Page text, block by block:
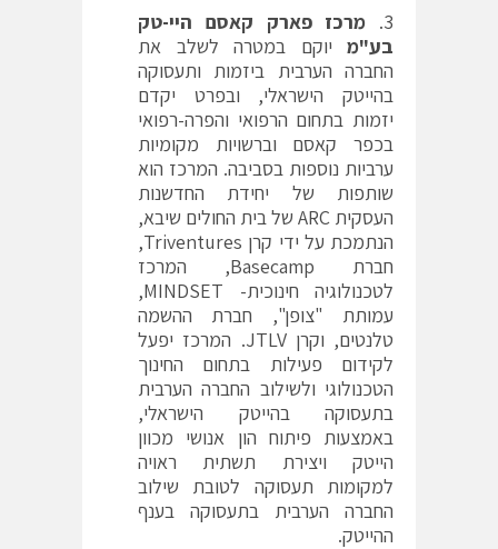
מרכז פארק קאסם היי-טק
בע"מ יוקם במטרה לשלב את
החברה הערבית ביזמות ותעסוקה
בהייטק הישראלי, ובפרט יקדם
יזמות בתחום הרפואי והפרה-רפואי
בכפר קאסם וברשויות מקומיות
ערביות נוספות בסביבה. המרכז הוא
שותפות של יחידת החדשנות
העסקית ARC של בית החולים שיבא,
הנתמכת על ידי קרן Triventures,
חברת Basecamp, המרכז
לטכנולוגיה חינוכית- MINDSET,
עמותת "צופן", חברת ההשמה
טלנטים, וקרן JTLV. המרכז יפעל
לקידום פעילות בתחום החינוך
הטכנולוגי ולשילוב החברה הערבית
בתעסוקה בהייטק הישראלי,
באמצעות פיתוח הון אנושי מכוון
הייטק ויצירת תשתית ראויה
למקומות תעסוקה לטובת שילוב
החברה הערבית בתעסוקה בענף
ההייטק.